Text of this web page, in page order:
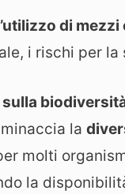
di
i rischi per la
la
molti
la